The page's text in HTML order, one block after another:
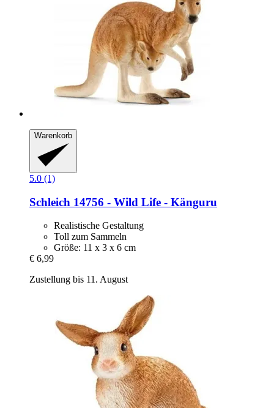
Warenkorb
5.0 (1)
Schleich 14756 -​ Wild Life -​ Känguru
Realistische Gestaltung
Toll zum Sammeln
Größe: 11 x 3 x 6 cm
€ 6,99
Zustellung bis 11. August